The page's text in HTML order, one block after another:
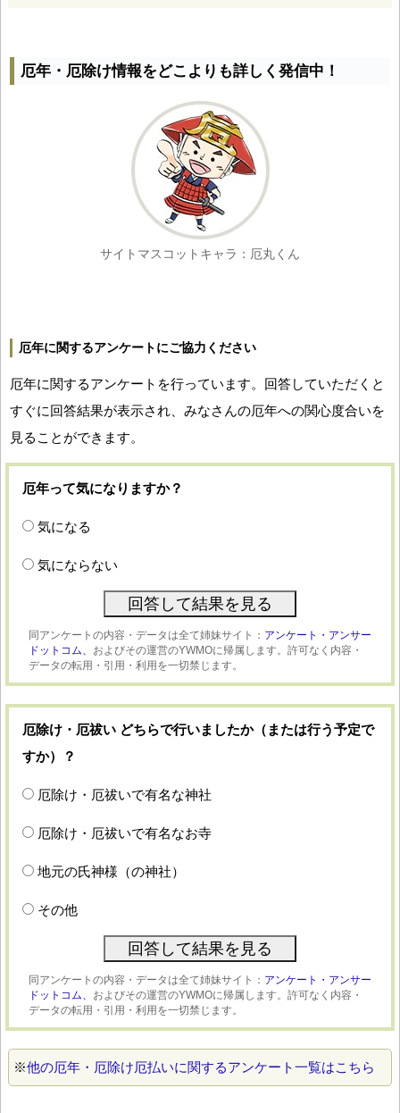
厄年・厄除け情報をどこよりも詳しく発信中！
サイトマスコットキャラ：厄丸くん
厄年に関するアンケートにご協力ください
厄年に関するアンケートを行っています。回答していただくと
すぐに回答結果が表示され、みなさんの厄年への関心度合いを
見ることができます。
厄年って気になりますか？
気になる
気にならない
同アンケートの内容・データは全て姉妹サイト： アンケート・アンサー
ドットコム、 およびその運営のYWMOに帰属します。許可なく内容・
データの転用・引用・利用を一切禁じます。
厄除け・厄祓い どちらで行いましたか（または行う予定で
すか）？
厄除け・厄祓いで有名な神社
厄除け・厄祓いで有名なお寺
地元の氏神様（の神社）
その他
同アンケートの内容・データは全て姉妹サイト： アンケート・アンサー
ドットコム、 およびその運営のYWMOに帰属します。許可なく内容・
データの転用・引用・利用を一切禁じます。
※他の厄年・厄除け厄払いに関するアンケート一覧はこちら